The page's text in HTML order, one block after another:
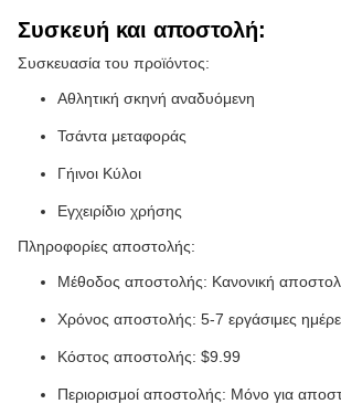
Συσκευή και αποστολή:
Συσκευασία του προϊόντος:
Αθλητική σκηνή αναδυόμενη
Τσάντα μεταφοράς
Γήινοι Κύλοι
Εγχειρίδιο χρήσης
Πληροφορίες αποστολής:
Μέθοδος αποστολής: Κανονική
Χρόνος αποστολής: 5-7 εργάσιμες
Κόστος αποστολής: $9.99
Περιορισμοί αποστολής: Μόνο για